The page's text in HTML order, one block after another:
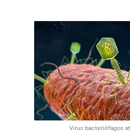
Virus bacteriófagos